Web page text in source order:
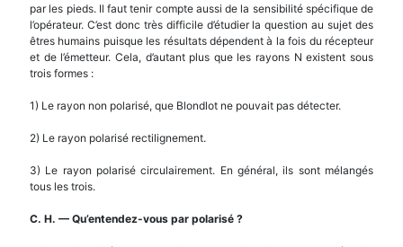
par les pieds. Il faut tenir compte aussi de la sensibilité spécifique de
l’opérateur. C’est donc très difficile d’étudier la question au sujet des
êtres humains puisque les résultats dépendent à la fois du récepteur
et de l’émetteur. Cela, d’autant plus que les rayons N existent sous
trois formes :
1) Le rayon non polarisé, que Blondlot ne pouvait pas détecter.
2) Le rayon polarisé rectilignement.
3) Le rayon polarisé circulairement. En général, ils sont mélangés
tous les trois.
C. H. — Qu’entendez-vous par polarisé ?